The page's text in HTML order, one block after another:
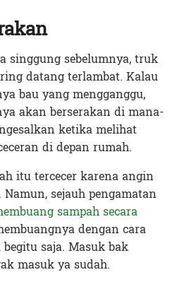
singgung sebelumnya, truk
datang terlambat. Kalau
bau yang mengganggu,
akan berserakan di mana-
ketika melihat
di depan rumah.
itu tercecer karena angin
sejauh pengamatan
sampah secara
dengan cara
saja. Masuk bak
masuk ya sudah.